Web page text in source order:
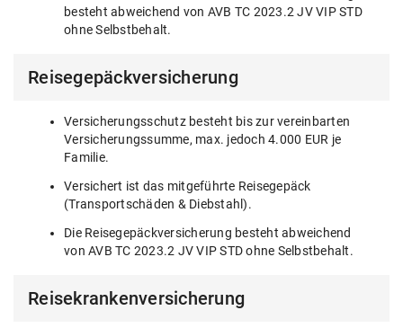
besteht abweichend von AVB TC 2023.2 JV VIP STD
ohne Selbstbehalt.
Reisegepäckversicherung
Versicherungsschutz besteht bis zur vereinbarten
Versicherungssumme, max. jedoch 4.000 EUR je
Familie.
Versichert ist das mitgeführte Reisegepäck
(Transportschäden & Diebstahl).
Die Reisegepäckversicherung besteht abweichend
von AVB TC 2023.2 JV VIP STD ohne Selbstbehalt.
Reisekrankenversicherung